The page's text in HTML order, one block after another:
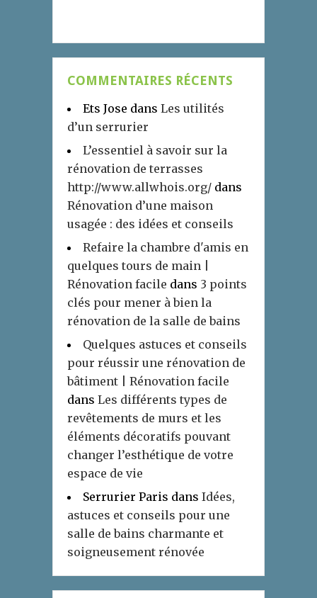
COMMENTAIRES RÉCENTS
Ets Jose dans Les utilités
d’un serrurier
L’essentiel à savoir sur la
rénovation de terrasses
http://www.allwhois.org/ dans
Rénovation d’une maison
usagée : des idées et conseils
Refaire la chambre d'amis en
quelques tours de main |
Rénovation facile dans 3 points
clés pour mener à bien la
rénovation de la salle de bains
Quelques astuces et conseils
pour réussir une rénovation de
bâtiment | Rénovation facile
dans Les différents types de
revêtements de murs et les
éléments décoratifs pouvant
changer l’esthétique de votre
espace de vie
Serrurier Paris dans Idées,
astuces et conseils pour une
salle de bains charmante et
soigneusement rénovée